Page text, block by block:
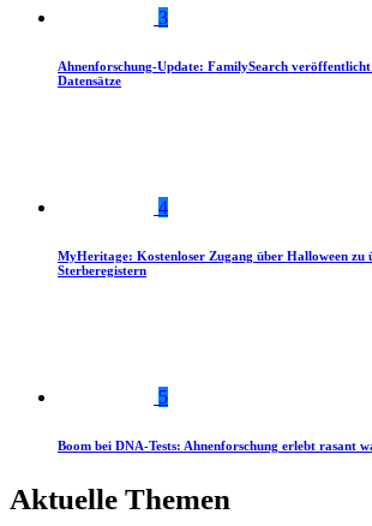
3
Ahnenforschung-Update: FamilySearch
Datensätze
4
MyHeritage: Kostenloser Zugang über Halloween zu
Sterberegistern
5
Boom bei DNA-Tests: Ahnenforschung erlebt rasant
Aktuelle Themen